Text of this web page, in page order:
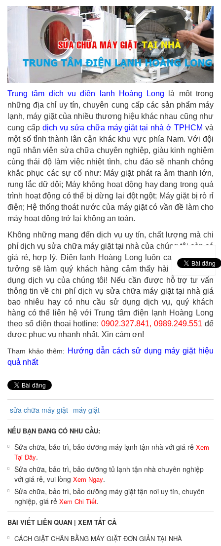
Trung tâm dịch vụ điện lạnh Hoàng Long là một trong
những địa chỉ uy tín, chuyên cung cấp các sản phẩm máy
lạnh, máy giặt của nhiều thương hiệu khác nhau cũng như
cung cấp dịch vụ sửa chữa máy giặt tại nhà ở TPHCM và
một số tỉnh thành lân cận khác khu vực phía Nam. Với đội
ngũ nhân viên sửa chữa chuyên nghiệp, giàu kinh nghiệm
cùng thái độ làm việc nhiệt tình, chu đáo sẽ nhanh chóng
khắc phục các sự cố như: Máy giặt phát ra âm thanh lớn,
rung lắc dữ dội; Máy không hoạt động hay đang trong quá
trình hoạt động có thể bị dừng lại đột ngột; Máy giặt bị rò rỉ
điện; Hệ thống thoát nước của máy giặt có vần đề làm cho
máy hoạt động trở lại không an toàn.
Không những mang đến dịch vụ uy tín, chất lượng mà chi
phí dịch vụ sửa chữa máy giặt tại nhà của chúng tôi còn có
giá rẻ, hợp lý. Điện lạnh Hoàng Long luôn cam kết và tin
tưởng sẽ làm quý khách hàng cảm thấy hài lòng khi sử
dụng dịch vụ của chúng tôi! Nếu cần được hỗ trợ tư vấn
thông tin về chi phí dịch vụ sửa chữa máy giặt tại nhà giá
bao nhiêu hay có nhu cầu sử dụng dịch vụ, quý khách
hàng có thể liên hệ với Trung tâm điện lạnh Hoàng Long
theo số điện thoại hotline:0902.327.841,0989.249.551 để
được phục vụ nhanh nhất. Xin cảm ơn!
Tham khảo thêm: Hướng dẫn cách sử dụng máy giặt hiệu
quả nhất
sửa chữa máy giặt máy giặt
NẾU BẠN ĐANG CÓ NHU CẦU:
Sửa chữa, bảo trì, bảo dưỡng máy lạnh tận nhà với giá rẻ Xem
Tại Đây.
Sửa chữa, bảo trì, bảo dưỡng tủ lạnh tận nhà chuyên nghiệp
với giá rẻ, vui lòng Xem Ngay.
Sửa chữa, bảo trì, bảo dưỡng máy giặt tận nơi uy tín, chuyên
nghiệp, giá rẻ Xem Chi Tiết.
BÀI VIẾT LIÊN QUAN | XEM TẤT CẢ
CÁCH GIẶT CHĂN BẰNG MÁY GIẶT ĐƠN GIẢN TẠI NHÀ